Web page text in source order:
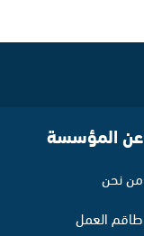
عن المؤسسة
من نحن
طاقم العمل